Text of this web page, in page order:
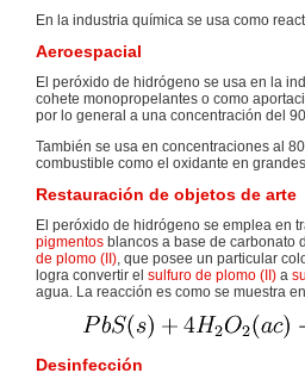
En la industria química se usa como
Aeroespacial
El peróxido de hidrógeno se usa en la
cohete monopropelantes o como
por lo general a una concentración del
También se usa en concentraciones al
combustible como el oxidante en
Restauración de objetos de arte
El peróxi­do de hidrógeno se emplea en
pigmentos blancos a base de carbonato
de plomo (II), que posee un particular
logra convertir el sulfuro de plomo (II) a
agua. La reacción es como se muestra
Desinfección